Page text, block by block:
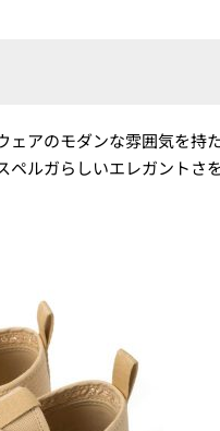
アのモダンな雰囲気を持
ルガらしいエレガントさ